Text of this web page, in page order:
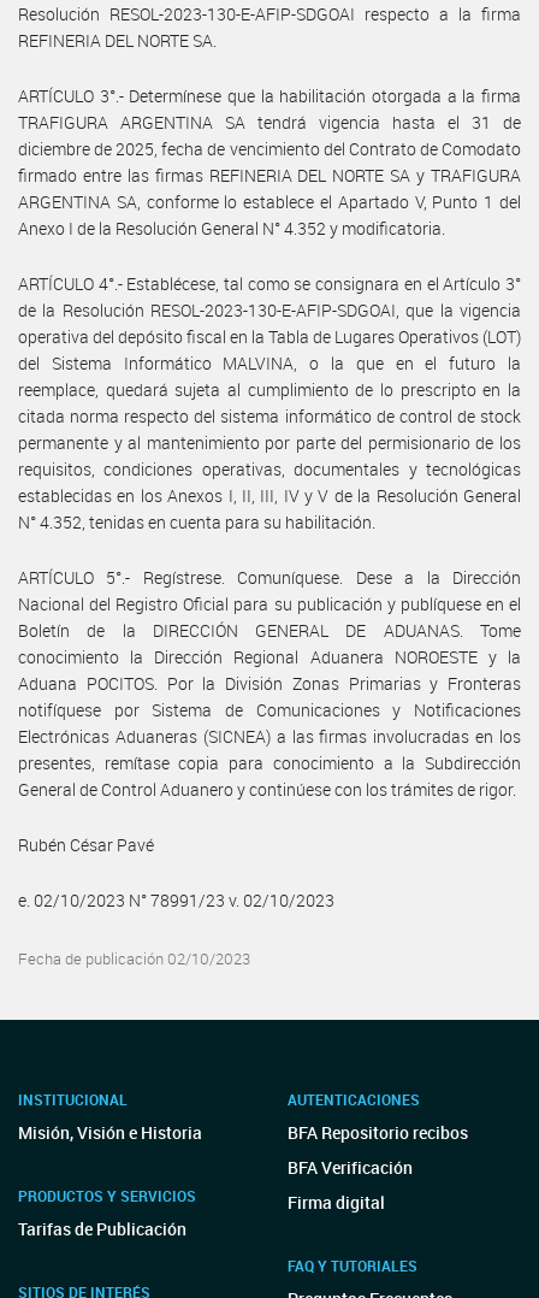
Resolución RESOL-2023-130-E-AFIP-SDGOAI respecto a la firma
REFINERIA DEL NORTE SA.
ARTÍCULO 3°.- Determínese que la habilitación otorgada a la firma
TRAFIGURA ARGENTINA SA tendrá vigencia hasta el 31 de
diciembre de 2025, fecha de vencimiento del Contrato de Comodato
firmado entre las firmas REFINERIA DEL NORTE SA y TRAFIGURA
ARGENTINA SA, conforme lo establece el Apartado V, Punto 1 del
Anexo I de la Resolución General N° 4.352 y modificatoria.
ARTÍCULO 4°.- Establécese, tal como se consignara en el Artículo 3°
de la Resolución RESOL-2023-130-E-AFIP-SDGOAI, que la vigencia
operativa del depósito fiscal en la Tabla de Lugares Operativos (LOT)
del Sistema Informático MALVINA, o la que en el futuro la
reemplace, quedará sujeta al cumplimiento de lo prescripto en la
citada norma respecto del sistema informático de control de stock
permanente y al mantenimiento por parte del permisionario de los
requisitos, condiciones operativas, documentales y tecnológicas
establecidas en los Anexos I, II, III, IV y V de la Resolución General
N° 4.352, tenidas en cuenta para su habilitación.
ARTÍCULO 5°.- Regístrese. Comuníquese. Dese a la Dirección
Nacional del Registro Oficial para su publicación y publíquese en el
Boletín de la DIRECCIÓN GENERAL DE ADUANAS. Tome
conocimiento la Dirección Regional Aduanera NOROESTE y la
Aduana POCITOS. Por la División Zonas Primarias y Fronteras
notifíquese por Sistema de Comunicaciones y Notificaciones
Electrónicas Aduaneras (SICNEA) a las firmas involucradas en los
presentes, remítase copia para conocimiento a la Subdirección
General de Control Aduanero y continúese con los trámites de rigor.
Rubén César Pavé
e. 02/10/2023 N° 78991/23 v. 02/10/2023
Fecha de publicación 02/10/2023
INSTITUCIONAL
Misión, Visión e Historia
PRODUCTOS Y SERVICIOS
Tarifas de Publicación
SITIOS DE INTERÉS
AUTENTICACIONES
BFA Repositorio recibos
BFA Verificación
Firma digital
FAQ Y TUTORIALES